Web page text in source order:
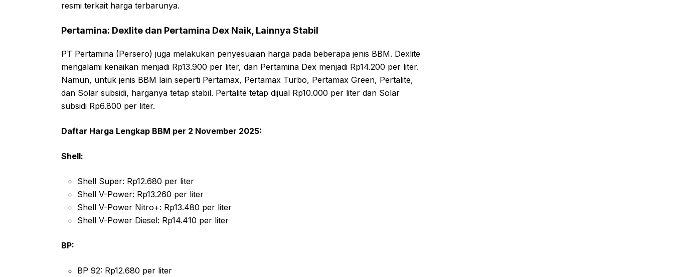
resmi terkait harga terbarunya.
Pertamina: Dexlite dan Pertamina Dex Naik, Lainnya Stabil
PT Pertamina (Persero) juga melakukan penyesuaian harga pada beberapa jenis BBM. Dexlite
mengalami kenaikan menjadi Rp13.900 per liter, dan Pertamina Dex menjadi Rp14.200 per liter.
Namun, untuk jenis BBM lain seperti Pertamax, Pertamax Turbo, Pertamax Green, Pertalite,
dan Solar subsidi, harganya tetap stabil. Pertalite tetap dijual Rp10.000 per liter dan Solar
subsidi Rp6.800 per liter.
Daftar Harga Lengkap BBM per 2 November 2025:
Shell:
Shell Super: Rp12.680 per liter
Shell V-Power: Rp13.260 per liter
Shell V-Power Nitro+: Rp13.480 per liter
Shell V-Power Diesel: Rp14.410 per liter
BP:
BP 92: Rp12.680 per liter